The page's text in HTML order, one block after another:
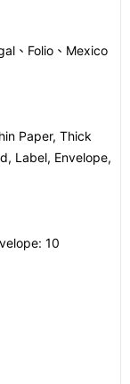
、Folio、Mexico
Paper, Thick
Label, Envelope,
10